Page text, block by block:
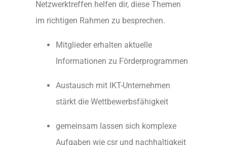
Netzwerktreffen helfen dir, diese Themen
im richtigen Rahmen zu besprechen.
Mitglieder erhalten aktuelle
Informationen zu Förderprogrammen
Austausch mit IKT-Unternehmen
stärkt die Wettbewerbsfähigkeit
gemeinsam lassen sich komplexe
Aufgaben wie csr und nachhaltigkeit